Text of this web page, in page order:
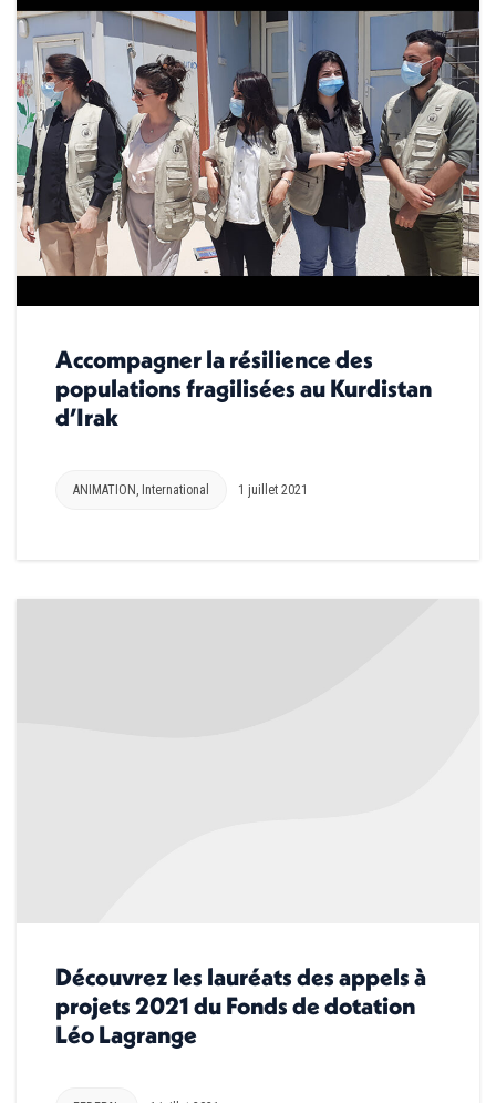
Accompagner la résilience des
populations fragilisées au Kurdistan
d’Irak
ANIMATION , International 1 juillet 2021
Découvrez les lauréats des appels à
projets 2021 du Fonds de dotation
Léo Lagrange